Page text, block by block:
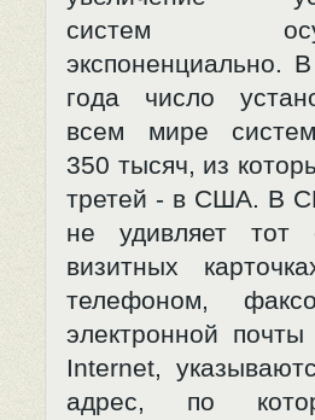
систем
экспоненциально.
года число
всем мире
350 тысяч, из
третей - в США. В
не удивляет
визитных
телефоном,
электронной
Internet,
адрес, по